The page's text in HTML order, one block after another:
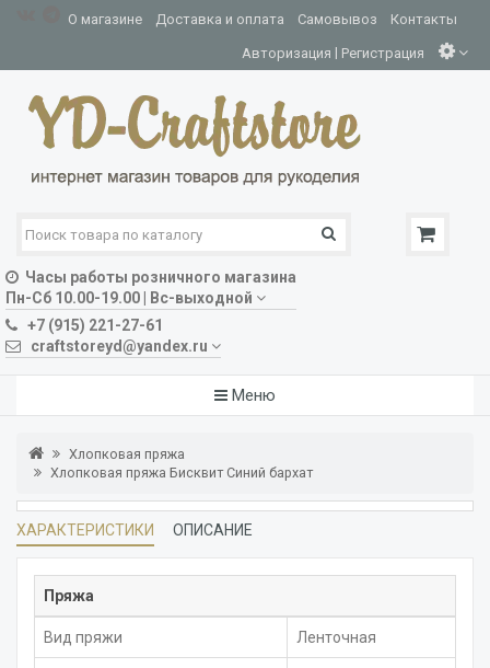
О магазине Доставка и оплата Самовывоз Контакты
Авторизация | Регистрация
Часы работы розничного магазина
Пн-Сб 10.00-19.00 | Вс-выходной
+7 (915) 221-27-61
craftstoreyd@yandex.ru
Меню
Хлопковая пряжа
Хлопковая пряжа Бисквит Синий бархат
ХАРАКТЕРИСТИКИ ОПИСАНИЕ
Пряжа
Вид пряжи Ленточная